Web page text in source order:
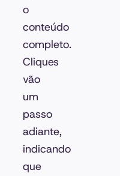
o
conteúdo
completo.
Cliques
vão
um
passo
adiante,
indicando
que